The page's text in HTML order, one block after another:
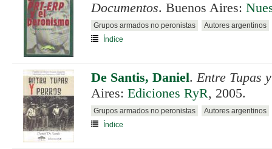
Documentos. Buenos Aires:
Grupos armados no peronistas
Autores argentinos
Índice
De Santis, Daniel.Entre Tupas
Aires: Ediciones RyR, 2005.
Grupos armados no peronistas
Autores argentinos
Índice